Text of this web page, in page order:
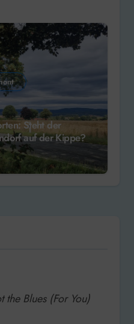
Steht der
auf der Kippe?
Blues (For You)